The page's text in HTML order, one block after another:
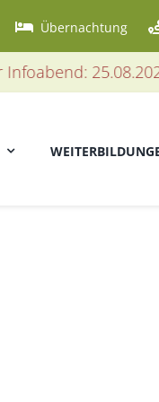
Übernachtung
25.08.2026.